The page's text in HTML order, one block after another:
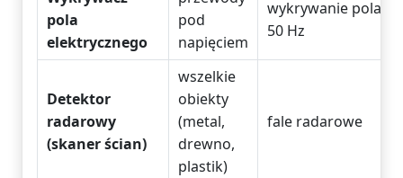
pola
elektrycznego
pod
napięciem
wykrywanie pola
50 Hz
Detektor
radarowy
(skaner ścian)
wszelkie
obiekty
(metal,
drewno,
plastik)
fale radarowe